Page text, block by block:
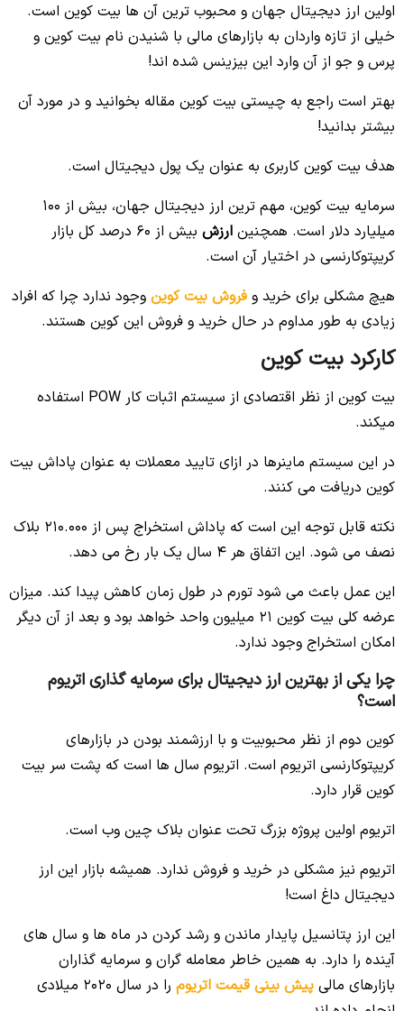
اولین ارز دیجیتال جهان و محبوب ترین آن ها بیت کوین است.
خیلی از تازه واردان به بازارهای مالی با شنیدن نام بیت کوین و
پرس و جو از آن وارد این بیزینس شده اند!
بهتر است راجع به چیستی بیت کوین مقاله بخوانید و در مورد آن
بیشتر بدانید!
هدف بیت کوین کاربری به عنوان یک پول دیجیتال است.
سرمایه بیت کوین، مهم ترین ارز دیجیتال جهان، بیش از 100
میلیارد دلار است. همچنین ارزش
بیش از 60 درصد کل بازار
کریپتوکارنسی در اختیار آن است.
هیچ مشکلی برای خرید و فروش بیت کوین وجود ندارد چرا که افراد
زیادی به طور مداوم در حال خرید و فروش این کوین هستند.
کارکرد بیت کوین
بیت کوین از نظر اقتصادی از سیستم اثبات کار POW استفاده
میکند.
در این سیستم ماینرها در ازای تایید معملات به عنوان پاداش بیت
کوین دریافت می کنند.
نکته قابل توجه این است که پاداش استخراج پس از 210.000 بلاک
نصف می شود. این اتفاق هر 4 سال یک بار رخ می دهد.
این عمل باعث می شود تورم در طول زمان کاهش پیدا کند. میزان
عرضه کلی بیت کوین 21 میلیون واحد خواهد بود و بعد از آن دیگر
امکان استخراج وجود ندارد.
چرا یکی از بهترین ارز دیجیتال برای سرمایه گذاری اتریوم
است؟
کوین دوم از نظر محبوبیت و با ارزشمند بودن در بازارهای
کریپتوکارنسی اتریوم است. اتریوم سال ها است که پشت سر بیت
کوین قرار دارد.
اتریوم اولین پروژه بزرگ تحت عنوان بلاک چین وب است.
اتریوم نیز مشکلی در خرید و فروش ندارد. همیشه بازار این ارز
دیجیتال داغ است!
این ارز پتانسیل پایدار ماندن و رشد کردن در ماه ها و سال های
آینده را دارد. به همین خاطر معامله گران و سرمایه گذاران
بازارهای مالی پیش بینی قیمت اتریوم
را در سال 2020 میلادی